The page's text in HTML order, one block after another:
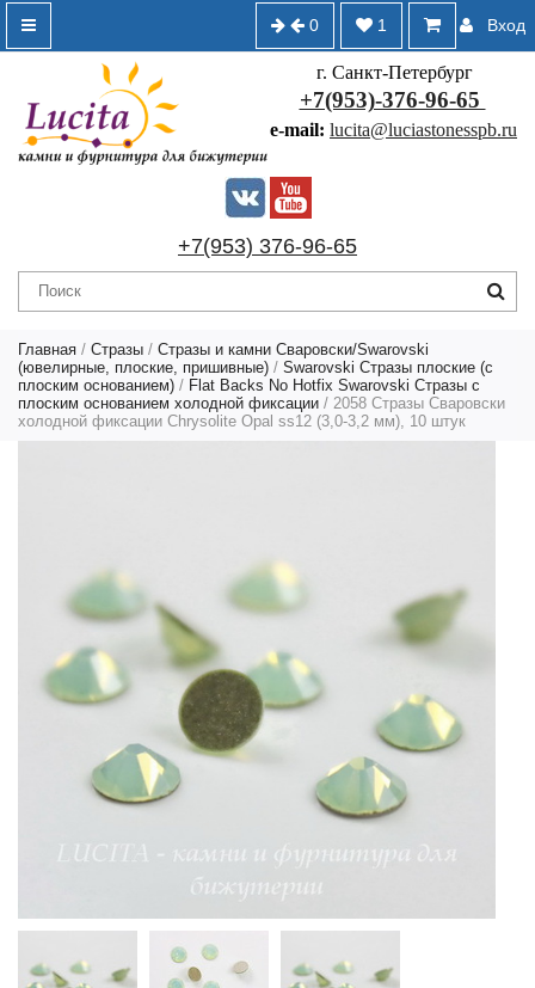
Вход
1
0
г. Санкт-Петербург
+7(953)-376-96-65
e-mail: lucita@luciastonesspb.ru
+7(953) 376-96-65
Главная / Стразы / Стразы и камни Сваровски/Swarovski
(ювелирные, плоские, пришивные) / Swarovski Стразы плоские (с
плоским основанием) / Flat Backs No Hotfix Swarovski Стразы с
плоским основанием холодной фиксации / 2058 Стразы Сваровски
холодной фиксации Chrysolite Opal ss12 (3,0-3,2 мм), 10 штук